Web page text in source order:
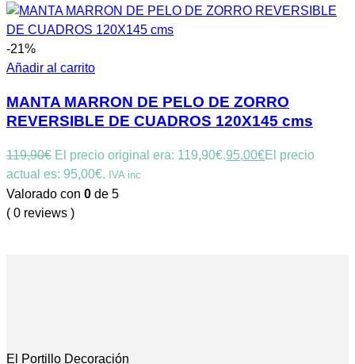
-21%
Añadir al carrito
MANTA MARRON DE PELO DE ZORRO
REVERSIBLE DE CUADROS 120X145 cms
119,90€ El precio original era: 119,90€.95,00€El precio
actual es: 95,00€. IVA inc
Valorado con 0 de 5
( 0 reviews )
El Portillo Decoración